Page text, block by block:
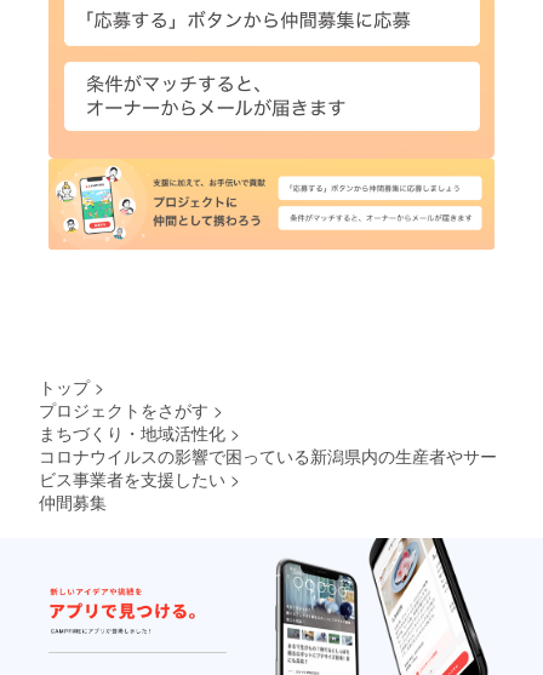
トップ >
プロジェクトをさがす >
まちづくり・地域活性化 >
コロナウイルスの影響で困っている新潟県内の生産者やサー
ビス事業者を支援したい >
仲間募集